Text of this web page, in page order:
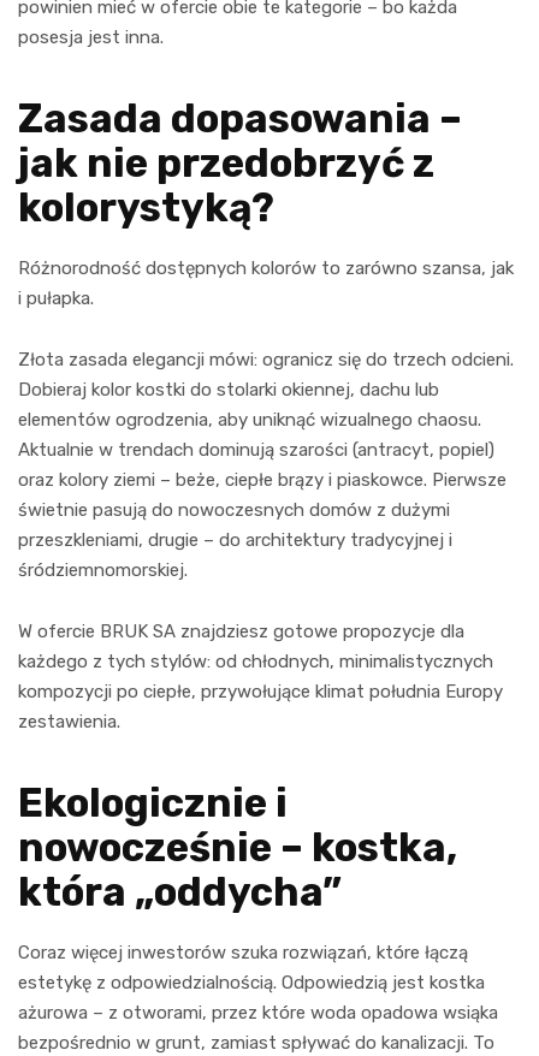
powinien mieć w ofercie obie te kategorie – bo każda
posesja jest inna.
Zasada dopasowania –
jak nie przedobrzyć z
kolorystyką?
Różnorodność dostępnych kolorów to zarówno szansa, jak
i pułapka.
Złota zasada elegancji mówi: ogranicz się do trzech odcieni.
Dobieraj kolor kostki do stolarki okiennej, dachu lub
elementów ogrodzenia, aby uniknąć wizualnego chaosu.
Aktualnie w trendach dominują szarości (antracyt, popiel)
oraz kolory ziemi – beże, ciepłe brązy i piaskowce. Pierwsze
świetnie pasują do nowoczesnych domów z dużymi
przeszkleniami, drugie – do architektury tradycyjnej i
śródziemnomorskiej.
W ofercie BRUK SA znajdziesz gotowe propozycje dla
każdego z tych stylów: od chłodnych, minimalistycznych
kompozycji po ciepłe, przywołujące klimat południa Europy
zestawienia.
Ekologicznie i
nowocześnie – kostka,
która „oddycha”
Coraz więcej inwestorów szuka rozwiązań, które łączą
estetykę z odpowiedzialnością. Odpowiedzią jest kostka
ażurowa – z otworami, przez które woda opadowa wsiąka
bezpośrednio w grunt, zamiast spływać do kanalizacji. To